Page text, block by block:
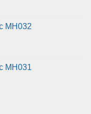
MH032
MH031